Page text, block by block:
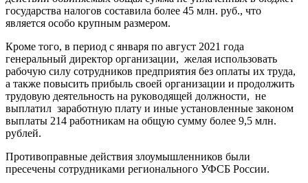
государства налогов составила более 45 млн. руб., что
является особо крупным размером.
Кроме того, в период с января по август 2021 года
генеральный директор организации, желая использовать
рабочую силу сотрудников предприятия без оплаты их труда,
а также повысить прибыль своей организации и продолжить
трудовую деятельность на руководящей должности, не
выплатил заработную плату и иные установленные законом
выплаты 214 работникам на общую сумму более 9,5 млн.
рублей.
Противоправные действия злоумышленников были
пресечены сотрудниками регионального УФСБ России.